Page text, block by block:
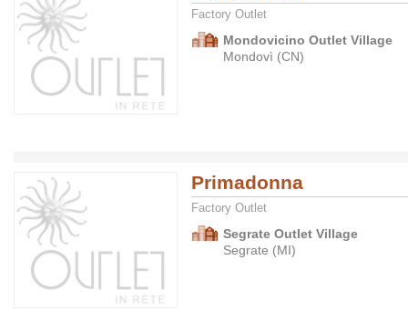
Factory Outlet
Mondovicino Outlet Village
Mondovì (CN)
Primadonna
Factory Outlet
Segrate Outlet Village
Segrate (MI)